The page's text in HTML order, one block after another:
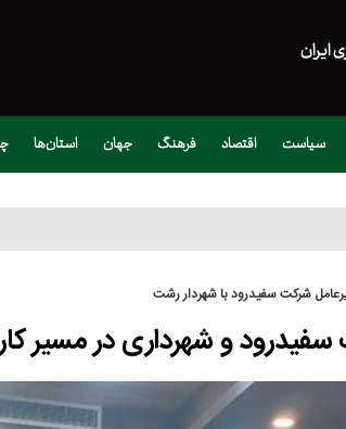
ایران
سیاست اقتصاد فرهنگ جهان استان‌ها
شرکت سفیدرود با شهردار رشت
و شهرداری در مسیر